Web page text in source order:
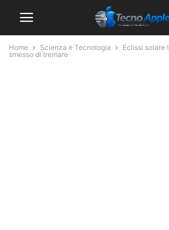
Home Scienza e Tecnologia
Eclissi solare
smesso di tremare